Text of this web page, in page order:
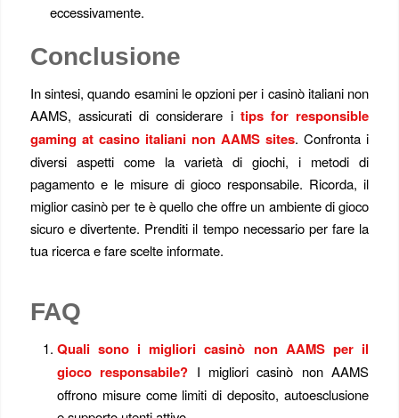
eccessivamente.
Conclusione
In sintesi, quando esamini le opzioni per i casinò italiani non
AAMS, assicurati di considerare i tips for responsible
gaming at casino italiani non AAMS sites. Confronta i
diversi aspetti come la varietà di giochi, i metodi di
pagamento e le misure di gioco responsabile. Ricorda, il
miglior casinò per te è quello che offre un ambiente di gioco
sicuro e divertente. Prenditi il tempo necessario per fare la
tua ricerca e fare scelte informate.
FAQ
Quali sono i migliori casinò non AAMS per il
gioco responsabile? I migliori casinò non AAMS
offrono misure come limiti di deposito, autoesclusione